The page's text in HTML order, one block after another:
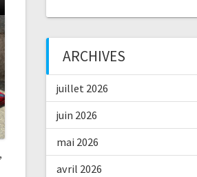
ARCHIVES
juillet 2026
juin 2026
mai 2026
avril 2026